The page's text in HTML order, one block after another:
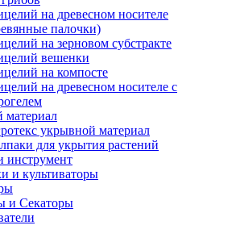
на древесном носителе
палочки)
на зерновом субстракте
вешенки
на компосте
на древесном носителе с
материал
укрывной материал
для укрытия растений
инструмент
и культиваторы
и Секаторы